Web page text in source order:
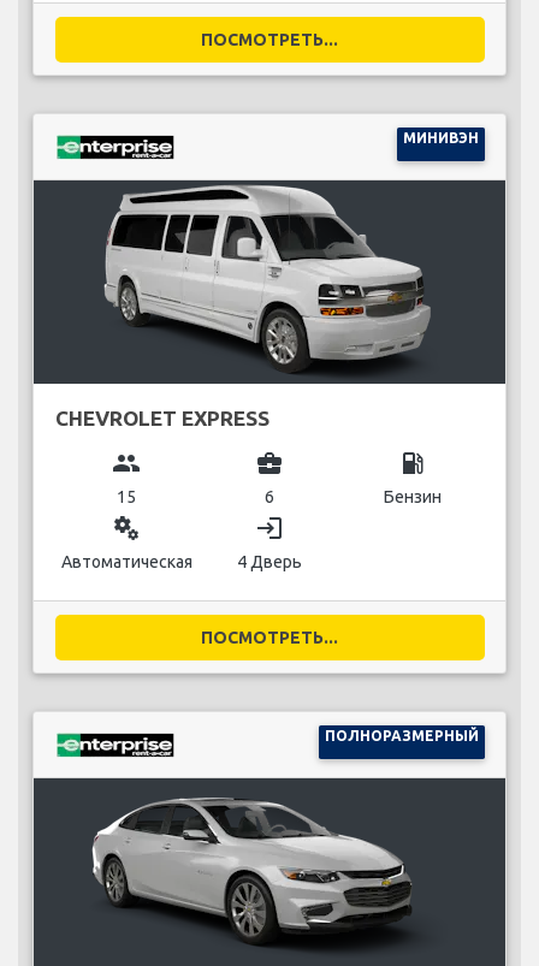
ПОСМОТРЕТЬ...
МИНИВЭН
CHEVROLET EXPRESS
group
15
business_center
6
local_gas_station
Бензин
miscellaneous_services
Автоматическая
login
4 Дверь
ПОСМОТРЕТЬ...
ПОЛНОРАЗМЕРНЫЙ